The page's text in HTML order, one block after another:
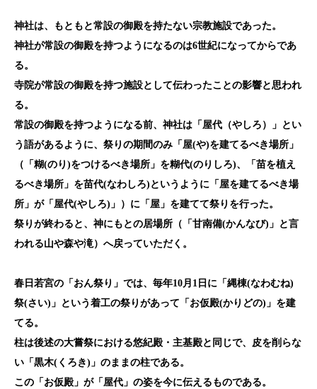
神社は、もともと常設の御殿を持たない宗教施設であった。
神社が常設の御殿を持つようになるのは6世紀になってからであ
る。
寺院が常設の御殿を持つ施設として伝わったことの影響と思われ
る。
常設の御殿を持つようになる前、神社は「屋代（やしろ）」とい
う語があるように、祭りの期間のみ「屋(や)を建てるべき場所」
（「糊(のり)をつけるべき場所」を糊代(のりしろ)、「苗を植え
るべき場所」を苗代(なわしろ)というように「屋を建てるべき場
所」が「屋代(やしろ)」）に「屋」を建てて祭りを行った。
祭りが終わると、神にもとの居場所（「甘南備(かんなび)」と言
われる山や森や滝）へ戻っていただく。
春日若宮の「おん祭り」では、毎年10月1 日に「縄棟(なわむね)
祭(さい)」という着工の祭りがあって「お仮殿(かりどの)」を建
てる。
柱は後述の大嘗祭における悠紀殿・主基殿と同じで、皮を削らな
い「黒木(くろき)」のままの柱である。
この「お仮殿」が「屋代」の姿を今に伝えるものである。